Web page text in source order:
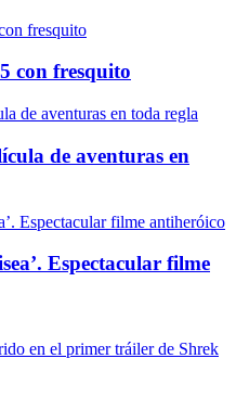
con fresquito
de aventuras en
Espectacular filme